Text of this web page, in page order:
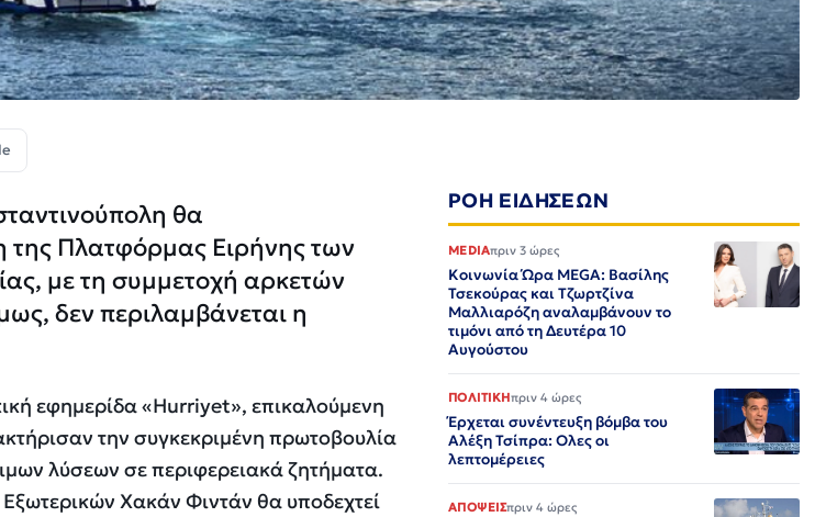
θα
Πλατφόρμας Ειρήνης των
με τη συμμετοχή αρκετών
δεν περιλαμβάνεται η
εφημερίδα «Hurriyet», επικαλούμενη
την συγκεκριμένη πρωτοβουλία
λύσεων σε περιφερειακά ζητήματα.
Χακάν Φιντάν θα υποδεχτεί
ΡΟΗ ΕΙΔΗΣΕΩΝ
MEDIAπριν 3 ώρες
Κοινωνία Ώρα MEGA: Βασίλης
Τσεκούρας και Τζωρτζίνα
Μαλλιαρόζη αναλαμβάνουν το
τιμόνι από τη Δευτέρα 10
Αυγούστου
ΠΟΛΙΤΙΚΗπριν 4 ώρες
Έρχεται συνέντευξη βόμβα του
Αλέξη Τσίπρα: Ολες οι
λεπτομέρειες
ΑΠΟΨΕΙΣπριν 4 ώρες